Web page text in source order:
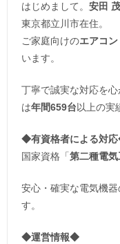
はじめまして。 安田
東京都立川市在住。
ご家庭向けのエアコ
います。
丁寧で誠実な対応を
は年間659台以上の実
◆有資格者による対応
国家資格「 第二種電
安心・確実な電気機
す。
◆運営情報◆